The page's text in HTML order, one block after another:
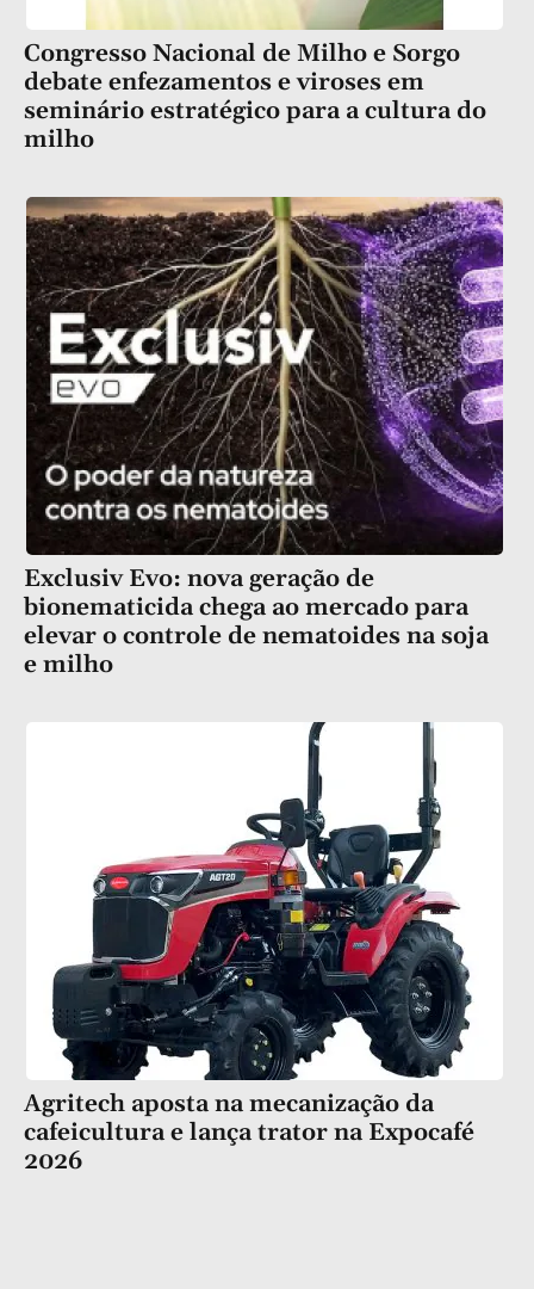
Congresso Nacional de Milho e Sorgo
debate enfezamentos e viroses em
seminário estratégico para a cultura do
milho
Exclusiv Evo: nova geração de
bionematicida chega ao mercado para
elevar o controle de nematoides na soja
e milho
Agritech aposta na mecanização da
cafeicultura e lança trator na Expocafé
2026